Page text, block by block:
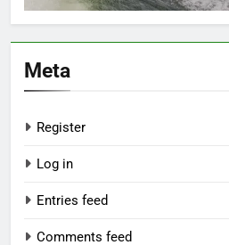
Meta
Register
Log in
Entries feed
Comments feed